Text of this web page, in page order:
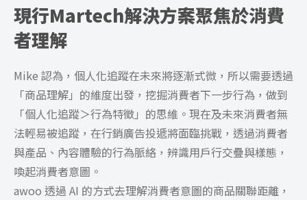
現行Martech解決方案聚焦於消費
者理解
Mike 認為，個人化追蹤在未來將逐漸式微，所以需要透過
「商品理解」的維度出發，挖掘消費者下一步行為，做到
「個人化追蹤＞行為特徵」的思維。現在及未來消費者無
法輕易被追蹤，在行銷廣告投遞將面臨挑戰，透過消費者
與產品、內容體驗的行為脈絡，辨識用戶行交疊與樣態，
喚起消費者意圖。
awoo 透過 AI 的方式去理解消費者意圖的商品關聯距離，